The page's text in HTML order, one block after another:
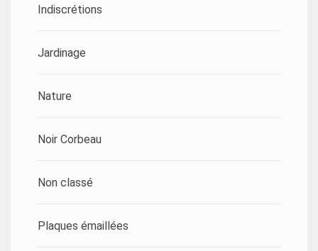
Indiscrétions
Jardinage
Nature
Noir Corbeau
Non classé
Plaques émaillées